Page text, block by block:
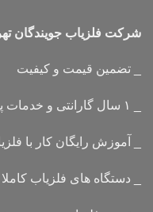
شرکت فلزیاب جویندگان
_ تضمین قیمت و کیفیت
_ آموزش رایگان کار با
_ دستگاه های فلزیاب